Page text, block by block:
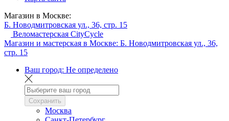
Магазин в Москве:
Б. Новодмитровская ул., 36, стр. 15
Веломастерская CityCycle
Магазин и мастерская в Москве: Б. Новодмитровская ул., 36,
стр. 15
Ваш город: Не определено
Сохранить
Москва